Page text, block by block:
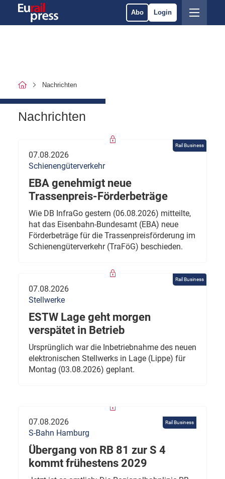
Abo Login
Nachrichten
Nachrichten
Rail Business
07.08.2026
Schienengüterverkehr
EBA genehmigt neue
Trassenpreis-Förderbeträge
Wie DB InfraGo gestern (06.08.2026) mitteilte,
hat das Eisenbahn-Bundesamt (EBA) neue
Förderbeträge für die Trassenpreisförderung im
Schienengüterverkehr (TraFöG) beschieden.
Rail Business
07.08.2026
Stellwerke
ESTW Lage geht morgen
verspätet in Betrieb
Ursprünglich war die Inbetriebnahme des neuen
elektronischen Stellwerks in Lage (Lippe) für
Montag (03.08.2026) geplant.
Rail Business
07.08.2026
S-Bahn Hamburg
Übergang von RB 81 zur S 4
kommt frühestens 2029